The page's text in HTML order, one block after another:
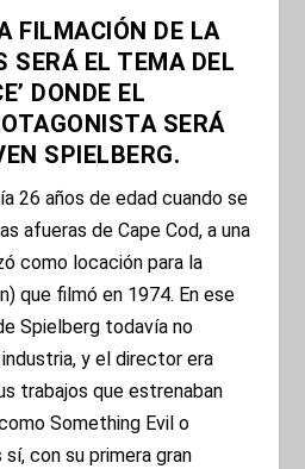
FILMACIÓN DE LA
SERÁ EL TEMA DEL
DONDE EL
SERÁ
SPIELBERG.
26 años de edad cuando se
afueras de Cape Cod, a una
como locación para la
que filmó en 1974. En ese
Spielberg todavía no
y el director era
trabajos que estrenaban
Something Evil o
con su primera gran